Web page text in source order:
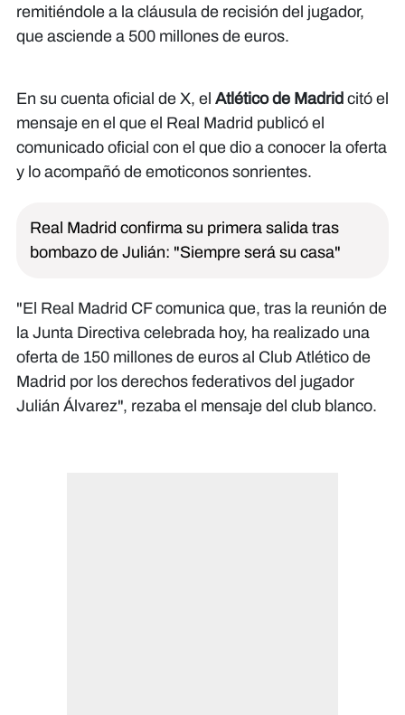
remitiéndole a la cláusula de recisión del jugador,
que asciende a 500 millones de euros.
En su cuenta oficial de X, el Atlético de Madrid citó el
mensaje en el que el Real Madrid publicó el
comunicado oficial con el que dio a conocer la oferta
y lo acompañó de emoticonos sonrientes.
Real Madrid confirma su primera salida tras
bombazo de Julián: "Siempre será su casa"
"El Real Madrid CF comunica que, tras la reunión de
la Junta Directiva celebrada hoy, ha realizado una
oferta de 150 millones de euros al Club Atlético de
Madrid por los derechos federativos del jugador
Julián Álvarez", rezaba el mensaje del club blanco.